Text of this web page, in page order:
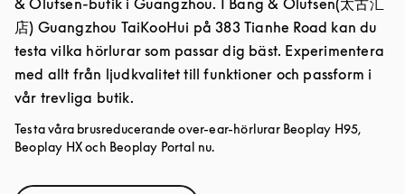
& Olufsen-butik i Guangzhou. I Bang & Olufsen(太古汇
店) Guangzhou TaiKooHui på 383 Tianhe Road kan du
testa vilka hörlurar som passar dig bäst. Experimentera
med allt från ljudkvalitet till funktioner och passform i
vår trevliga butik.
Testa våra brusreducerande over-ear-hörlurar Beoplay H95,
Beoplay HX och Beoplay Portal nu.